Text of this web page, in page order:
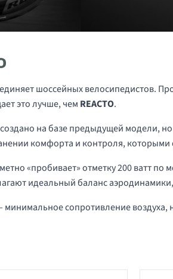
шоссейных велосипедистов.
это лучше, чем REACTO.
на базе предыдущей модели,
комфорта и контроля, которыми
«пробивает» отметку 200 ватт по
идеальный баланс
сопротивление